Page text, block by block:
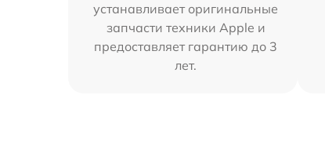
устанавливает оригинальные
запчасти техники Apple и
предоставляет гарантию до 3
лет.